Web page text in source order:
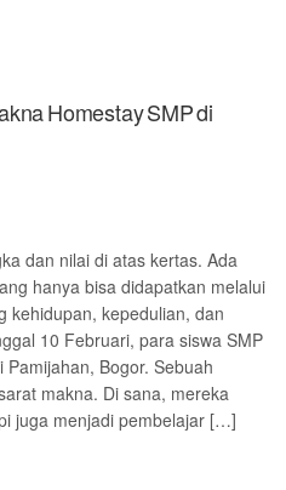
Homestay SMP di
dan nilai di atas kertas. Ada
hanya bisa didapatkan melalui
kepedulian, dan
10 Februari, para siswa SMP
Bogor. Sebuah
makna. Di sana, mereka
juga menjadi pembelajar […]